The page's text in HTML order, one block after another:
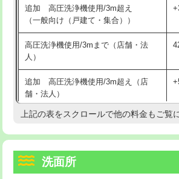
マス交換（深さ50㎝以上）
コンクリート斫り（厚さ10㎝まで）
コンクリート斫り（厚さ10㎝超え）
モルタル補修（厚さ10㎝まで）
モルタル補修（厚さ10㎝超え）
洗面台設置
追加人工
持込商品取付（混合水栓）
給水管工事※（ホール加工)
給水管工事※（バンド止め)
給水管工事※（支持金具設置)
給水管工事※（保温材使用（バンド止
め込み）)
給水管工事※（土の掘削・埋め戻し作
追加 高圧洗浄機使用/3m超え
（一般向け（戸建て・集合））
高圧洗浄機使用/3mまで（店舗・法
人）
追加 高圧洗浄機使用/3m超え（店
舗・法人）
高度高圧洗浄換
トーラー機使用/3mまで
上記の表をスクロールで他の料金もご覧
洗面所